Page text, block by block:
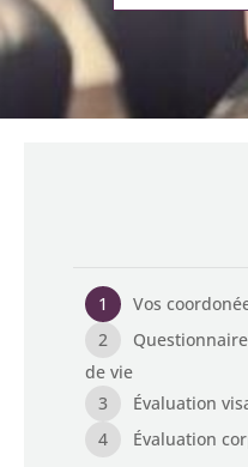
1
Vos
2
de vie
3
Évaluation
4
Évaluation